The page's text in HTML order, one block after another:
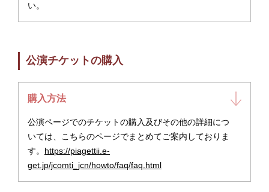
い。
公演チケットの購入
購入方法
公演ページでのチケットの購入及びその他の詳細につ
いては、こちらのページでまとめてご案内しておりま
す。 https://piagettii.e-
get.jp/jcomti_jcn/howto/faq/faq.html